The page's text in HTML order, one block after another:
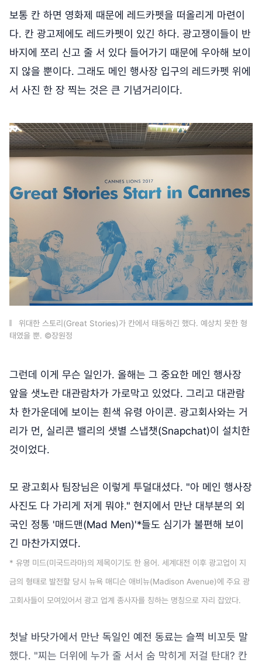
보통 칸 하면 영화제 때문에 레드카펫을 떠올리게 마련이
다. 칸 광고제에도 레드카펫이 있긴 하다. 광고쟁이들이 반
바지에 쪼리 신고 줄 서 있다 들어가기 때문에 우아해 보이
지 않을 뿐이다. 그래도 메인 행사장 입구의 레드카펫 위에
서 사진 한 장 찍는 것은 큰 기념거리이다.
위대한 스토리(Great Stories)가 칸에서 태동하긴 했다. 예상치 못한 형
태였을 뿐. ©장원정
그런데 이게 무슨 일인가. 올해는 그 중요한 메인 행사장
앞을 샛노란 대관람차가 가로막고 있었다. 그리고 대관람
차 한가운데에 보이는 흰색 유령 아이콘. 광고회사와는 거
리가 먼, 실리콘 밸리의 샛별 스냅챗(Snapchat)이 설치한
것이었다.
모 광고회사 팀장님은 이렇게 투덜대셨다. "아 메인 행사장
사진도 다 가리게 저게 뭐야." 현지에서 만난 대부분의 외
국인 정통 '매드맨(Mad Men)'*들도 심기가 불편해 보이
긴 마찬가지였다.
* 유명 미드(미국드라마)의 제목이기도 한 용어. 세계대전 이후 광고업이 지
금의 형태로 발전할 당시 뉴욕 매디슨 애비뉴(Madison Avenue)에 주요 광
고회사들이 모여있어서 광고 업계 종사자를 칭하는 명칭으로 자리 잡았다.
첫날 바닷가에서 만난 독일인 예전 동료는 슬쩍 비꼬듯 말
했다. "찌는 더위에 누가 줄 서서 숨 막히게 저걸 탄대? 칸